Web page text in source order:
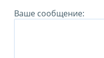
Ваше сообщение: